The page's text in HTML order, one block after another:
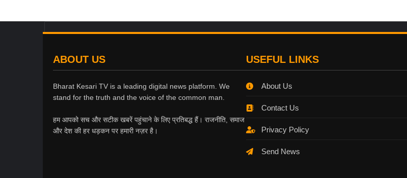
ABOUT US
Bharat Kesari TV is a leading digital news platform. We
stand for the truth and the voice of the common man.
हम आपको सच और सटीक खबरें पहुंचाने के लिए प्रतिबद्ध हैं। राजनीति, समाज
और देश की हर धड़कन पर हमारी नज़र है।
USEFUL LINKS
About Us
Contact Us
Privacy Policy
Send News